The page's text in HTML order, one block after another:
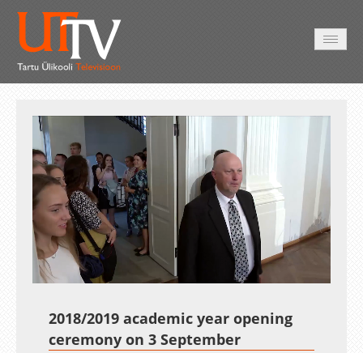
Unmute Loaded
1.31%
Esituskiirused
Auto
2018/2019 academic year opening
ceremony on 3 September